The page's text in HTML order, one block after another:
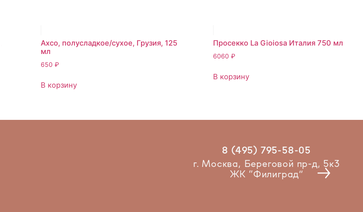
Ахсо, полусладкое/сухое, Грузия, 125
мл
650 ₽
В корзину
Просекко La Gioiosa Италия 750 мл
6060₽
В корзину
8 (495) 795-58-05
г. Москва, Береговой пр-д, 5к3
ЖК “Филиград”